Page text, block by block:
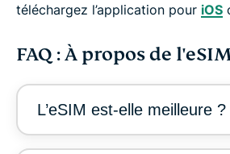
téléchargez l’application pour iOS
FAQ : À propos de
L’eSIM est-elle meilleure ?